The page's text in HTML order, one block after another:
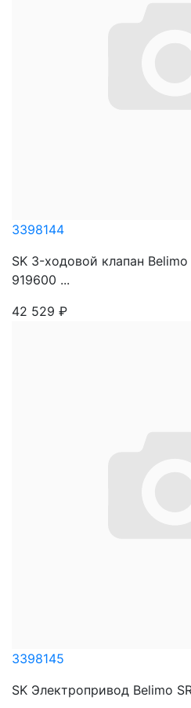
3398144
SK 3-ходовой клапан
919600 ...
42 529 ₽
3398145
SK Электропривод Belimo